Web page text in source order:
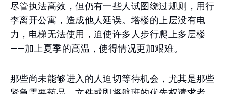
尽管执法高效，但仍有一些人试图绕过规则，用行
李离开公寓，造成他人延误。塔楼的上层没有电
力，电梯无法使用，迫使许多人步行爬上多层楼
——加上夏季的高温，使得情况更加艰难。
那些尚未能够进入的人迫切等待机会，尤其是那些